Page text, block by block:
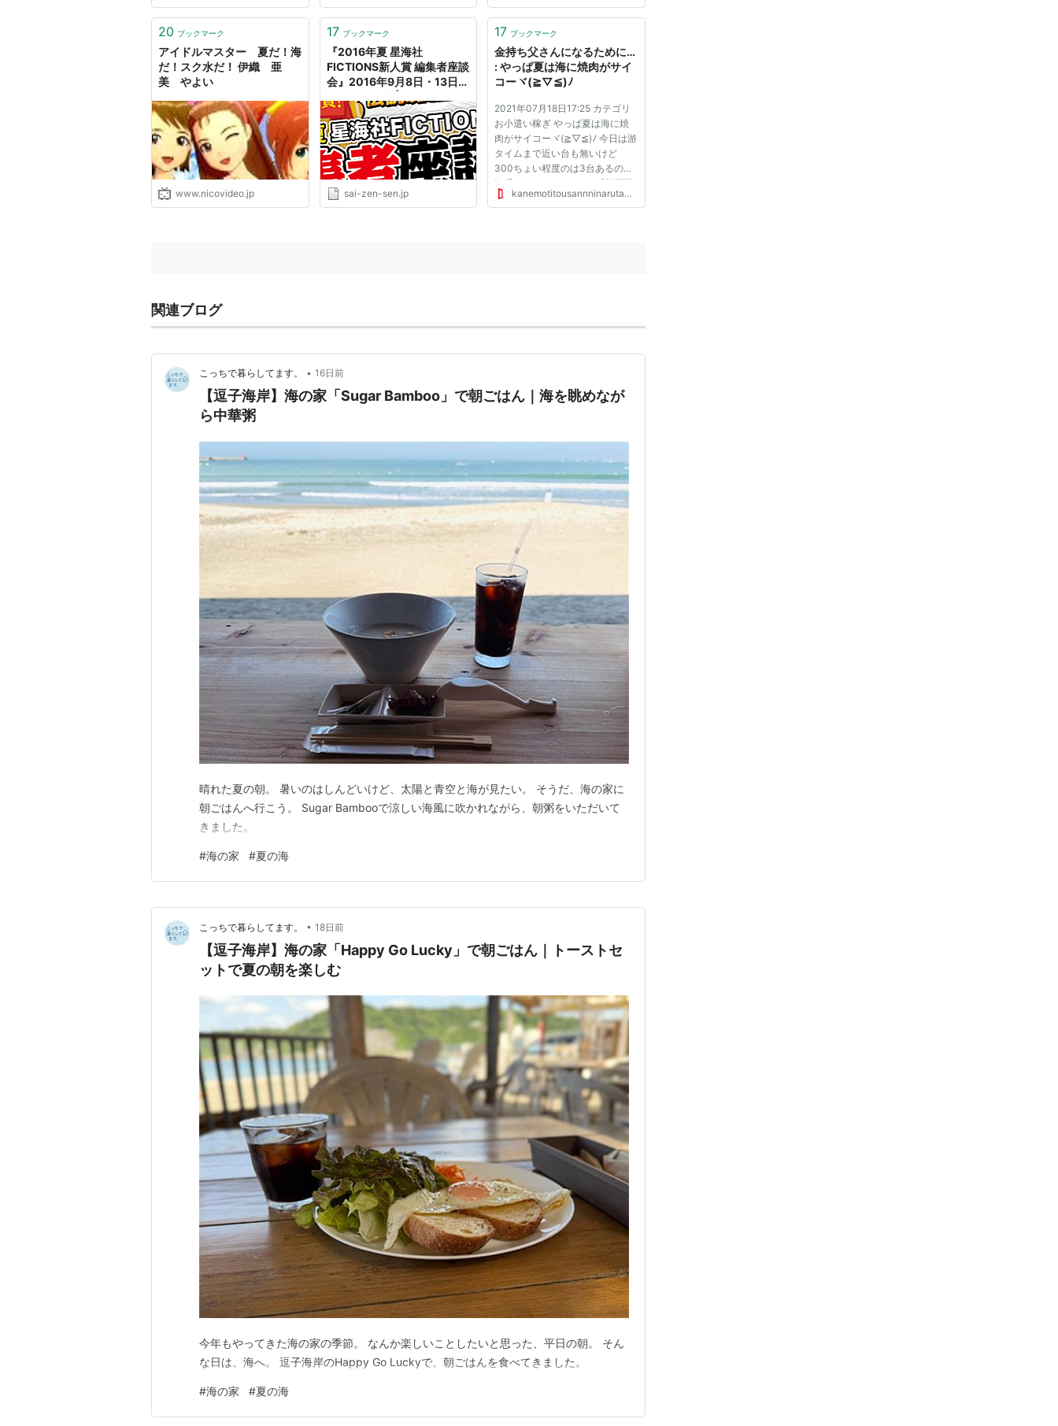
20 ブックマーク
アイドルマスター 夏だ！海
だ！スク水だ！ 伊織 亜
美 やよい
www.nicovideo.jp
17 ブックマーク
『2016年夏 星海社
FICTIONS新人賞 編集者座談
会』2016年9月8日・13日＠
sai-zen-sen.jp
17 ブックマーク
金持ち父さんになるために…
: やっぱ夏は海に焼肉がサイ
コーヾ(≧▽≦)ﾉ
2021年07月18日17:25 カテゴリ
お小遣い稼ぎ やっぱ夏は海に焼
肉がサイコーヾ(≧▽≦)ﾉ 今日は游
タイムまで近い台も無いけど
300ちょい程度のは3台あるので
順番に どれも1ポチして『戦国乙
女6 暁の関ヶ原』を打つ事に しか
kanemotitousannninarutameni.blog.jp
関連ブログ
こっちで暮らしてます。 • 16日前
【逗子海岸】海の家「Sugar Bamboo」で朝ごはん｜海を眺めなが
ら中華粥
晴れた夏の朝。 暑いのはしんどいけど、太陽と青空と海が見たい。 そうだ、海の家に
朝ごはんへ行こう。 Sugar Bambooで涼しい海風に吹かれながら、朝粥をいただいて
きました。
#海の家 #夏の海
こっちで暮らしてます。 • 18日前
【逗子海岸】海の家「Happy Go Lucky」で朝ごはん｜トーストセ
ットで夏の朝を楽しむ
今年もやってきた海の家の季節。 なんか楽しいことしたいと思った、平日の朝。 そん
な日は、海へ。 逗子海岸のHappy Go Luckyで、朝ごはんを食べてきました。
#海の家 #夏の海